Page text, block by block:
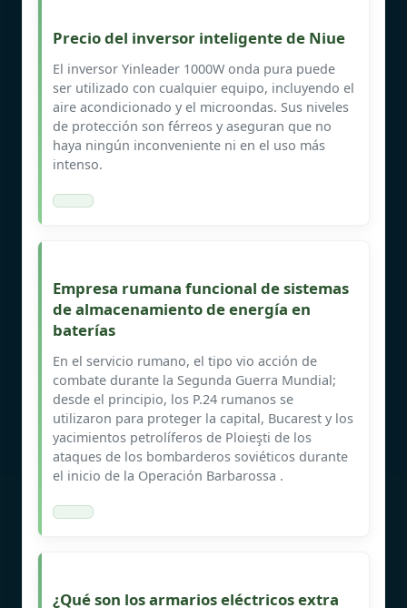
Precio del inversor inteligente de Niue
El inversor Yinleader 1000W onda pura puede
ser utilizado con cualquier equipo, incluyendo el
aire acondicionado y el microondas. Sus niveles
de protección son férreos y aseguran que no
haya ningún inconveniente ni en el uso más
intenso.
Empresa rumana funcional de sistemas
de almacenamiento de energía en
baterías
En el servicio rumano, el tipo vio acción de
combate durante la Segunda Guerra Mundial;
desde el principio, los P.24 rumanos se
utilizaron para proteger la capital, Bucarest y los
yacimientos petrolíferos de Ploieşti de los
ataques de los bombarderos soviéticos durante
el inicio de la Operación Barbarossa .
¿Qué son los armarios eléctricos extra